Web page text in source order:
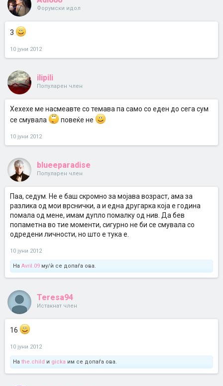
Форумски идол
3
10 јуни 2012
ilipili
Популарен член
Хехехе ме насмеавте со темава па само со еден до сега сум
се смувала
повеќе не
10 јуни 2012
blueeparadise
Популарен член
Паа, седум. Не е баш скромно за мојава возраст, ама за
разлика од мои врснички, а и една другарка која е година
помала од мене, имам дупло помалку од нив. Да бев
попаметна во тие моменти, сигурно не би се смувала со
одредени личности, но што е тука е.
10 јуни 2012
На Avril.09 му/ѝ се допаѓа ова.
Teresa94
Истакнат член
16
10 јуни 2012
На the.child и gicka им се допаѓа ова.